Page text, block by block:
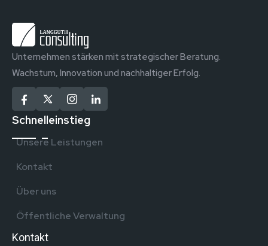
Unternehmen stärken mit strategischer Beratung.
Wachstum, Innovation und nachhaltiger Erfolg.
Schnelleinstieg
Unsere Leistungen
Kontakt
Über uns
Öffentliche Verwaltung
Kontakt